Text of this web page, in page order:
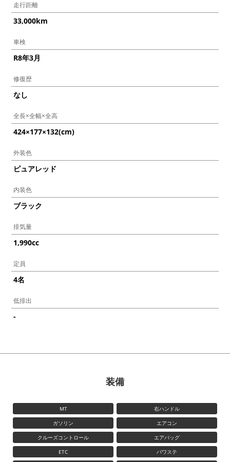
走行距離
33,000km
車検
R8年3月
修復歴
なし
全長×全幅×全高
424×177×132(cm)
外装色
ピュアレッド
内装色
ブラック
排気量
1,990cc
定員
4名
低排出
-
装備
MT
右ハンドル
ガソリン
エアコン
クルーズコントロール
エアバッグ
ETC
パワステ